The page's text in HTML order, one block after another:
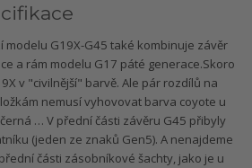
modelu G19X-G45 také kombinuje závěr
a rám modelu G17 páté generace.Skoro
v "civilnější" barvě. Ale pár rozdílů na
nemusí vyhovovat barva coyote u
… V přední části závěru G45 přibyly
(jeden ze znaků Gen5). A nenajdeme
části zásobníkové šachty, jako je u